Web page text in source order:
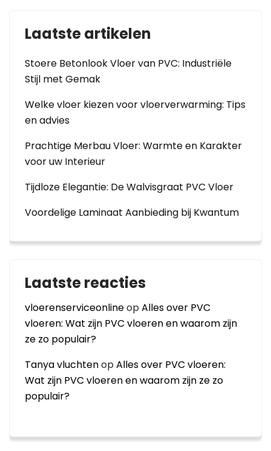
Laatste artikelen
Stoere Betonlook Vloer van PVC: Industriële
Stijl met Gemak
Welke vloer kiezen voor vloerverwarming: Tips
en advies
Prachtige Merbau Vloer: Warmte en Karakter
voor uw Interieur
Tijdloze Elegantie: De Walvisgraat PVC Vloer
Voordelige Laminaat Aanbieding bij Kwantum
Laatste reacties
vloerenserviceonlineopAlles over PVC
vloeren: Wat zijn PVC vloeren en waarom zijn
ze zo populair?
Tanya vluchtenopAlles over PVC vloeren:
Wat zijn PVC vloeren en waarom zijn ze zo
populair?